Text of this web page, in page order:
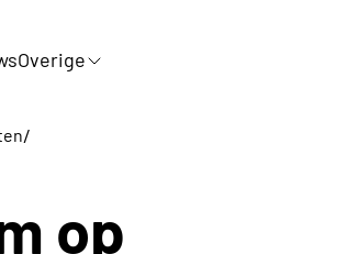
Overige
/
op